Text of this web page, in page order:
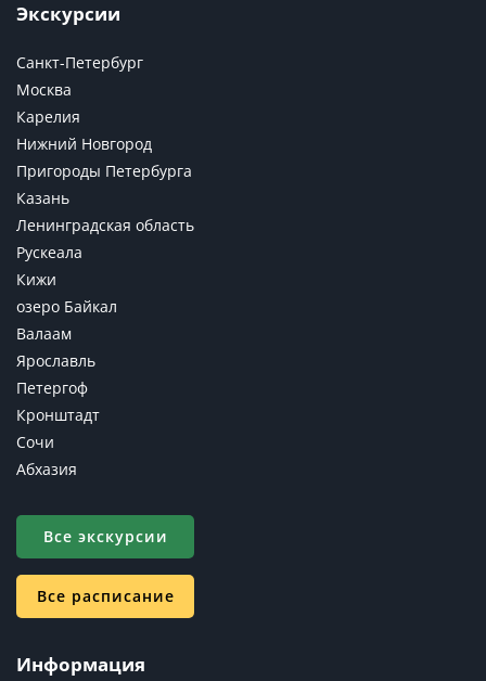
Экскурсии
Санкт-Петербург
Москва
Карелия
Нижний Новгород
Пригороды Петербурга
Казань
Ленинградская область
Рускеала
Кижи
озеро Байкал
Валаам
Ярославль
Петергоф
Кронштадт
Сочи
Абхазия
Все экскурсии
Все расписание
Информация